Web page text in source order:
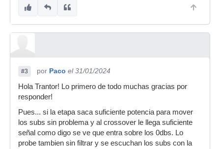
#3 por Paco el 31/01/2024
Hola Trantor! Lo primero de todo muchas gracias por
responder!
Pues... si la etapa saca suficiente potencia para mover
los subs sin problema y al crossover le llega suficiente
señal como digo se ve que entra sobre los 0dbs. Lo
probe tambien sin filtrar y se escuchan los subs con la